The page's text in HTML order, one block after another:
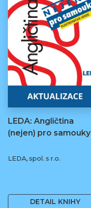
LEDA: Angličtina
(nejen) pro samouky
LEDA, spol. s r.o.
DETAIL KNIHY